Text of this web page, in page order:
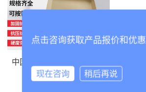
中国港口集装箱吞吐量排名
点击咨询获取产品报价和优惠
现在咨询 稍后再说